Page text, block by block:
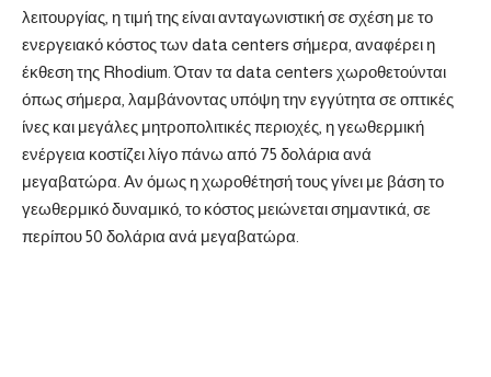
λειτουργίας, η τιμή της είναι ανταγωνιστική σε σχέση με το
ενεργειακό κόστος των data centers σήμερα, αναφέρει η
έκθεση της Rhodium. Όταν τα data centers χωροθετούνται
όπως σήμερα, λαμβάνοντας υπόψη την εγγύτητα σε οπτικές
ίνες και μεγάλες μητροπολιτικές περιοχές, η γεωθερμική
ενέργεια κοστίζει λίγο πάνω από 75 δολάρια ανά
μεγαβατώρα. Αν όμως η χωροθέτησή τους γίνει με βάση το
γεωθερμικό δυναμικό, το κόστος μειώνεται σημαντικά, σε
περίπου 50 δολάρια ανά μεγαβατώρα.